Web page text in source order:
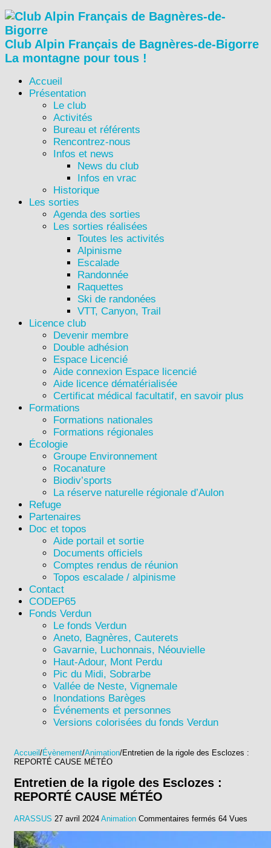
Club Alpin Français de Bagnères-de-Bigorre
La montagne pour tous !
Accueil
Présentation
Le club
Activités
Bureau et référents
Rencontrez-nous
Infos et news
News du club
Infos en vrac
Historique
Les sorties
Agenda des sorties
Les sorties réalisées
Toutes les activités
Alpinisme
Escalade
Randonnée
Raquettes
Ski de randonées
VTT, Canyon, Trail
Licence club
Devenir membre
Double adhésion
Espace Licencié
Aide connexion Espace licencié
Aide licence dématérialisée
Certificat médical facultatif, en savoir plus
Formations
Formations nationales
Formations régionales
Écologie
Groupe Environnement
Rocanature
Biodiv’sports
La réserve naturelle régionale d’Aulon
Refuge
Partenaires
Doc et topos
Aide portail et sortie
Documents officiels
Comptes rendus de réunion
Topos escalade / alpinisme
Contact
CODEP65
Fonds Verdun
Le fonds Verdun
Aneto, Bagnères, Cauterets
Gavarnie, Luchonnais, Néouvielle
Haut-Adour, Mont Perdu
Pic du Midi, Sobrarbe
Vallée de Neste, Vignemale
Inondations Barèges
Événements et personnes
Versions colorisées du fonds Verdun
Accueil /Évènement/Animation/Entretien de la rigole des Esclozes :
REPORTÉ CAUSE MÉTÉO
Entretien de la rigole des Esclozes :
REPORTÉ CAUSE MÉTÉO
ARASSUS 27 avril 2024 Animation Commentaires fermés sur
64 Vues